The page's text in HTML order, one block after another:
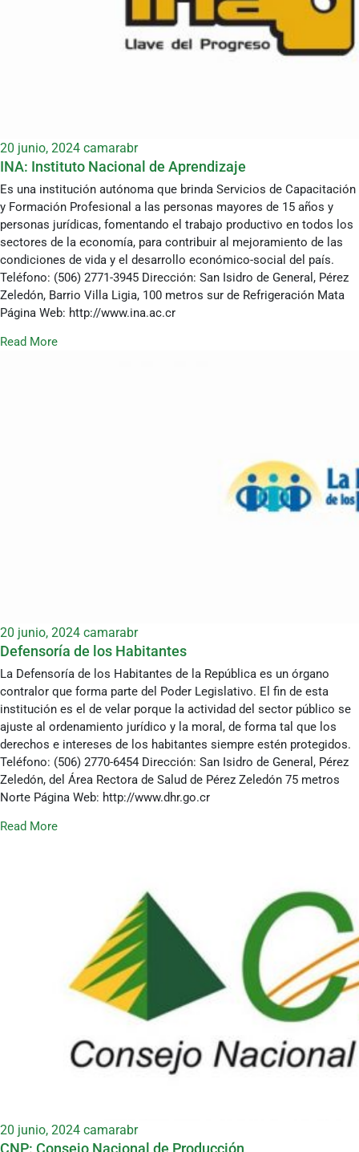
20 junio, 2024 camarabr
INA: Instituto Nacional de Aprendizaje
Es una institución autónoma que brinda Servicios de Capacitación
y Formación Profesional a las personas mayores de 15 años y
personas jurídicas, fomentando el trabajo productivo en todos los
sectores de la economía, para contribuir al mejoramiento de las
condiciones de vida y el desarrollo económico-social del país.
Teléfono: (506) 2771-3945 Dirección: San Isidro de General, Pérez
Zeledón, Barrio Villa Ligia, 100 metros sur de Refrigeración Mata
Página Web: http://www.ina.ac.cr
Read More
20 junio, 2024 camarabr
Defensoría de los Habitantes
La Defensoría de los Habitantes de la República es un órgano
contralor que forma parte del Poder Legislativo. El fin de esta
institución es el de velar porque la actividad del sector público se
ajuste al ordenamiento jurídico y la moral, de forma tal que los
derechos e intereses de los habitantes siempre estén protegidos.
Teléfono: (506) 2770-6454 Dirección: San Isidro de General, Pérez
Zeledón, del Área Rectora de Salud de Pérez Zeledón 75 metros
Norte Página Web: http://www.dhr.go.cr
Read More
20 junio, 2024 camarabr